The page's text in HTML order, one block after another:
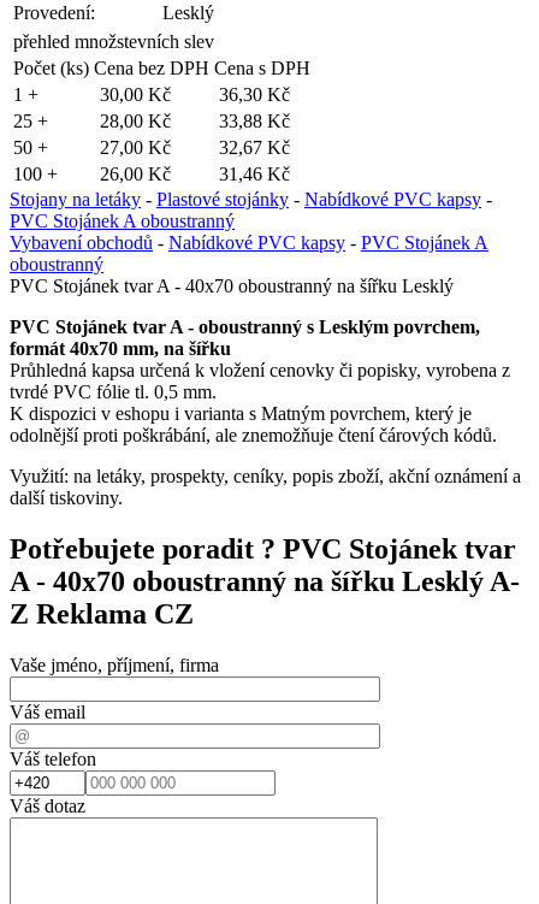
Provedení:
Lesklý
přehled množstevních slev
Počet (ks) Cena bez DPH Cena s DPH
1 +
30,00 Kč
36,30 Kč
25 +
28,00 Kč
33,88 Kč
50 +
27,00 Kč
32,67 Kč
100 +
26,00 Kč
31,46 Kč
Stojany na letáky - Plastové stojánky - Nabídkové PVC kapsy -
PVC Stojánek A oboustranný
Vybavení obchodů - Nabídkové PVC kapsy - PVC Stojánek A
oboustranný
PVC Stojánek tvar A - 40x70 oboustranný na šířku Lesklý
PVC Stojánek tvar A - oboustranný s Lesklým povrchem,
formát 40x70 mm, na šířku
Průhledná kapsa určená k vložení cenovky či popisky, vyrobena z
tvrdé PVC fólie tl. 0,5 mm.
K dispozici v eshopu i varianta s Matným povrchem, který je
odolnější proti poškrábání, ale znemožňuje čtení čárových kódů.
Využití: na letáky, prospekty, ceníky, popis zboží, akční oznámení a
další tiskoviny.
Potřebujete poradit ? PVC Stojánek tvar
A - 40x70 oboustranný na šířku Lesklý A-
Z Reklama CZ
Vaše jméno, příjmení, firma
Váš email
Váš telefon
Váš dotaz